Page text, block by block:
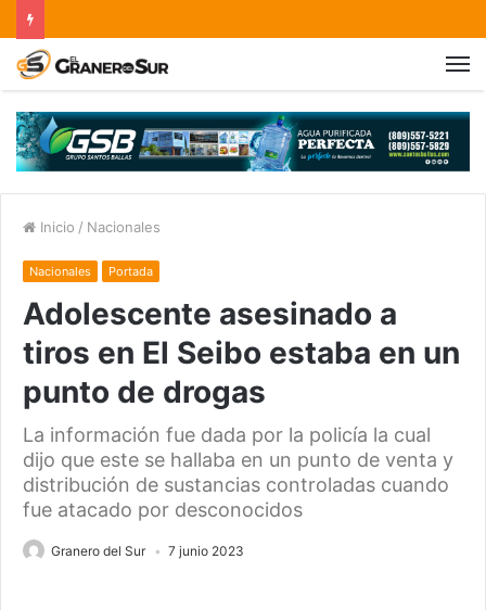
Inicio / Nacionales
Nacionales Portada
Adolescente asesinado a
tiros en El Seibo estaba en un
punto de drogas
La información fue dada por la policía la cual
dijo que este se hallaba en un punto de venta y
distribución de sustancias controladas cuando
fue atacado por desconocidos
Granero del Sur 7 junio 2023